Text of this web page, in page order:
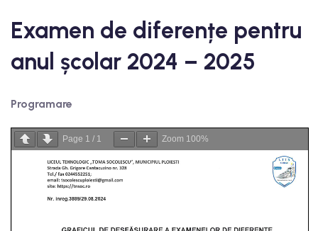
Examen de diferențe pentru
anul școlar 2024 – 2025
Programare
Page 1 / 1 Zoom 100%